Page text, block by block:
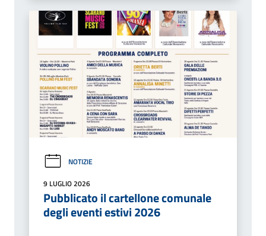
NOTIZIE
9 LUGLIO 2026
Pubblicato il cartellone comunale
degli eventi estivi 2026